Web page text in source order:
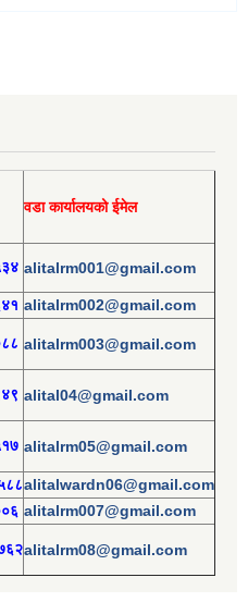
वडा कार्यालयको ईमेल
alitalrm001@gmail.com
alitalrm002@gmail.com
alitalrm003@gmail.com
alital04@gmail.com
alitalrm05@gmail.com
alitalwardn06@gmail.com
alitalrm007@gmail.com
alitalrm08@gmail.com